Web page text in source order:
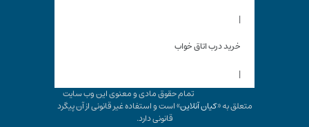
|
خرید درب اتاق خواب
|
تمام حقوق مادی و معنوی این وب سایت
متعلق به «کیان آنلاین» است و استفاده غیر قانونی از آن پیگرد
قانونی دارد.